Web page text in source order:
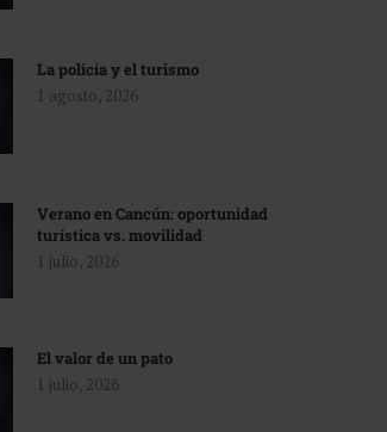
La policía y el turismo
1 agosto, 2026
Verano en Cancún: oportunidad
turística vs. movilidad
1 julio, 2026
El valor de un pato
1 julio, 2026